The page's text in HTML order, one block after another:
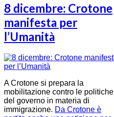
8 dicembre: Crotone
manifesta per
l’Umanità
A Crotone si prepara la
mobilitazione contro le politiche
del governo in materia di
immigrazione. Da Crotone è